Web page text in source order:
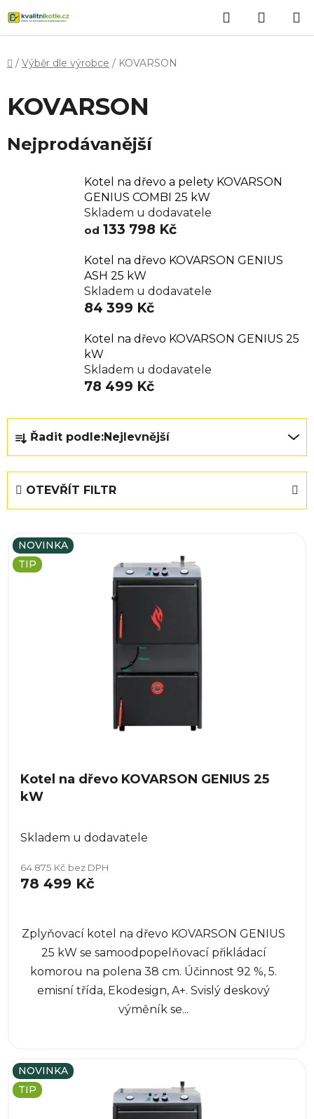
na
obsah
Hledat
KOŠÍK
Domů
/ Výběr dle výrobce / KOVARSON
KOVARSON
Nejprodávanější
Kotel na dřevo a pelety KOVARSON
GENIUS COMBI 25 kW
Skladem u dodavatele
od 133 798 Kč
Kotel na dřevo KOVARSON GENIUS
ASH 25 kW
Skladem u dodavatele
84 399 Kč
Kotel na dřevo KOVARSON GENIUS 25
kW
Skladem u dodavatele
78 499 Kč
a
z
e
n
p
r
o
Řadit podle:Nejlevnější
OTEVŘÍT FILTR
V
ý
p
NOVINKA
TIP
Kotel na dřevo KOVARSON GENIUS 25
kW
Skladem u dodavatele
64 875 Kč bez DPH
78 499 Kč
Zplyňovací kotel na dřevo KOVARSON GENIUS
25 kW se samoodpopelňovací přikládací
komorou na polena 38 cm. Účinnost 92 %, 5.
emisní třída, Ekodesign, A+. Svislý deskový
výměník se...
NOVINKA
TIP